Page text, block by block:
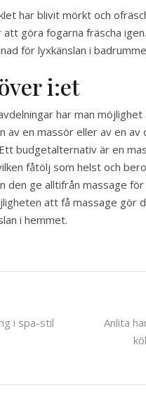
har blivit mörkt och
göra fogarna fräscha
för lyxkänslan i
i:et
har man
av en massör eller av en av
budgetalternativ är en
fåtölj som helst och
den ge alltifrån massage
att få massage gör
i hemmet.
i spa-stil
Anlita